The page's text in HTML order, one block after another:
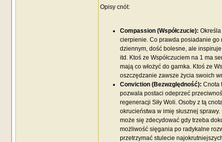
Opisy cnót:
Compassion (Współczucie):
cierpienie. Co prawda posiadanie go
dziennym, dość bolesne, ale
itd. Ktoś ze Współczuciem na 1 ma
mają co włożyć do garnka. Ktoś ze
oszczędzanie zawsze życia swoich
Conviction (Bezwzględność): Cnota
pozwala postaci odeprzeć
regeneracji Siły Woli. Osoby z tą
okrucieństwa w imię słusznej
może się zdecydować gdy trzeba
możliwość sięgania po radykalne
przetrzymać stulecie